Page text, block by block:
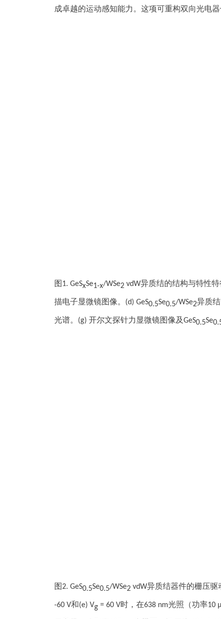
成卓越的运动感知能力。这项可重构双向光电
图1. GeSxSe1-x/WSe2 vdW异质结的结构与特性特
描电子显微镜图像。(d) GeS0.5Se0.5/WSe2异质
光谱。(g) 开尔文探针力显微镜图像及GeS0.5Se
图2. GeS0.5Se0.5/WSe2 vdW异质结器件的栅压
-60 V和(e) Vg = 60 V时，在638 nm光照（功率10